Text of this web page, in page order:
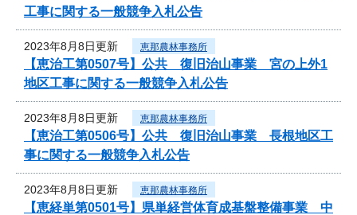
工事に関する一般競争入札公告
2023年8月8日更新 恵那農林事務所
【恵治工第0507号】公共 復旧治山事業 宮の上外1
地区工事に関する一般競争入札公告
2023年8月8日更新 恵那農林事務所
【恵治工第0506号】公共 復旧治山事業 長根地区工
事に関する一般競争入札公告
2023年8月8日更新 恵那農林事務所
【恵経単第0501号】県単経営体育成基盤整備事業 中